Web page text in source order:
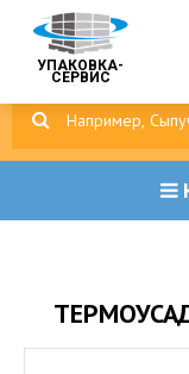
УПАКОВКА-
СЕРВИС